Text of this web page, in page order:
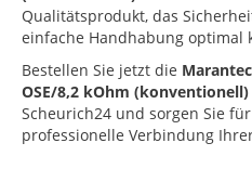
Qualitätsprodukt, das
einfache Handhabung optimal
Bestellen Sie jetzt die
OSE/8,2 kOhm (konventionell)
Scheurich24 und sorgen Sie
professionelle Verbindung